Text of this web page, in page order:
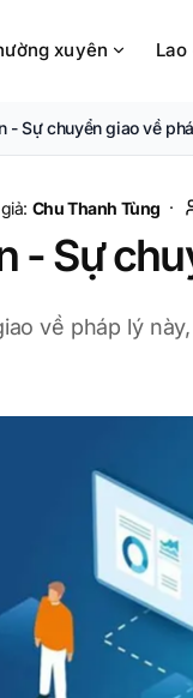
xuyên Lao
- Sự chuyển giao về
Chu Thanh Tùng ·
- Sự
về pháp lý